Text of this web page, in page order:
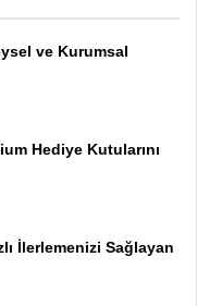
ve Kurumsal
Hediye Kutularını
İlerlemenizi Sağlayan